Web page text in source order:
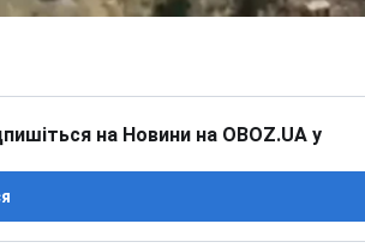
на Новини на OBOZ.UA у